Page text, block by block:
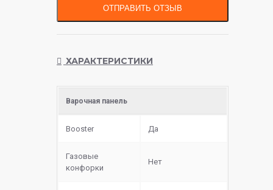
ОТПРАВИТЬ ОТЗЫВ
ХАРАКТЕРИСТИКИ
Варочная панель
Booster Да
Газовые
конфорки
Нет